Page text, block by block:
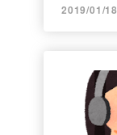
2019/01/18